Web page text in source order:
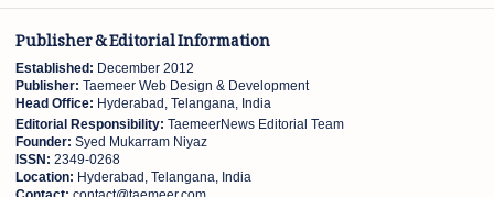
Publisher & Editorial Information
Established: December 2012
Publisher: Taemeer Web Design & Development
Head Office: Hyderabad, Telangana, India
Editorial Responsibility: TaemeerNews Editorial Team
Founder: Syed Mukarram Niyaz
ISSN: 2349-0268
Location: Hyderabad, Telangana, India